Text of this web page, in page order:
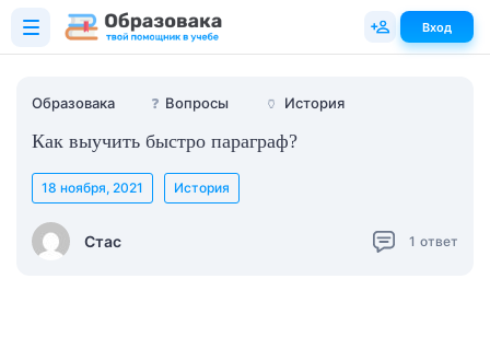
Образовака ❓ Вопросы 🏺 История
Как выучить быстро параграф?
Стас
18 ноября, 2021 История
1 ответ
Вход